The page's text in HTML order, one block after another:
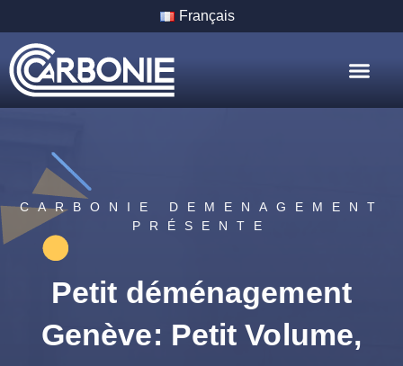
Français
CARBONIE DEMENAGEMENT
PRÉSENTE
Petit déménagement
Genève: Petit Volume,